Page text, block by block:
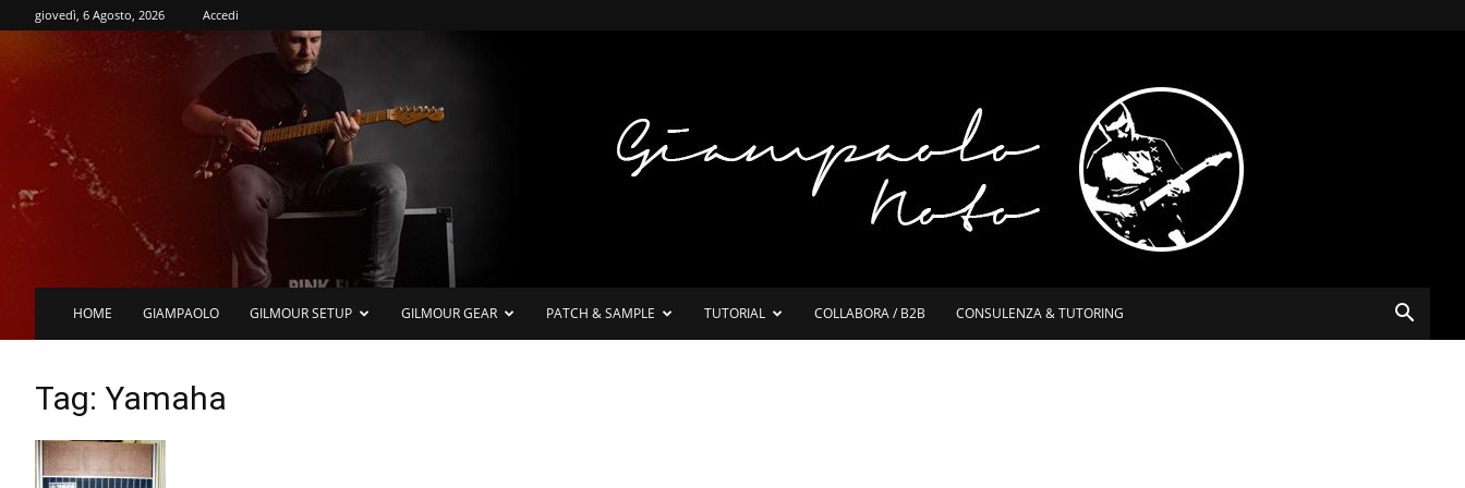
giovedì, 6 Agosto, 2026 Accedi
HOME GIAMPAOLO GILMOUR SETUP GILMOUR GEAR PATCH & SAMPLE TUTORIAL COLLABORA / B2B CONSULENZA & TUTORING
Tag: Yamaha